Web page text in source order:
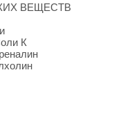
ВЕЩЕСТВ
К